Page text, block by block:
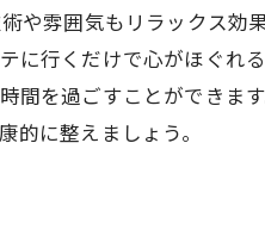
や雰囲気もリラックス
に行くだけで心がほぐれ
間を過ごすことができ
的に整えましょう。